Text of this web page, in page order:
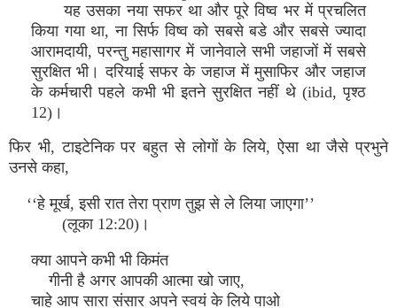
यह उसका नया सफर था और पूरे विष्व भर में प्रचलित
किया गया था, ना सिर्फ विष्व को सबसे बडे और सबसे ज्यादा
आरामदायी, परन्तु महासागर में जानेवाले सभी जहाजों में सबसे
सुरक्षित भी। दरियाई सफर के जहाज में मुसाफिर और जहाज
के कर्मचारी पहले कभी भी इतने सुरक्षित नहीं थे (ibid, पृश्ठ
12)।
फिर भी, टाइटेनिक पर बहुत से लोगों के लिये, ऐसा था जैसे प्रभुने
उनसे कहा,
‘‘हे मूर्ख, इसी रात तेरा प्राण तुझ से ले लिया जाएगा’’
(लूका 12:20)।
क्या आपने कभी भी किमंत
गीनी है अगर आपकी आत्मा खो जाए,
चाहे आप सारा संसार अपने स्वयं के लिये पाओ